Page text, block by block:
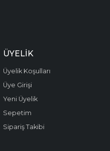
ÜYELIK
Üyelik Koşulları
Üye Girişi
Yeni Üyelik
Sepetim
Sipariş Takibi